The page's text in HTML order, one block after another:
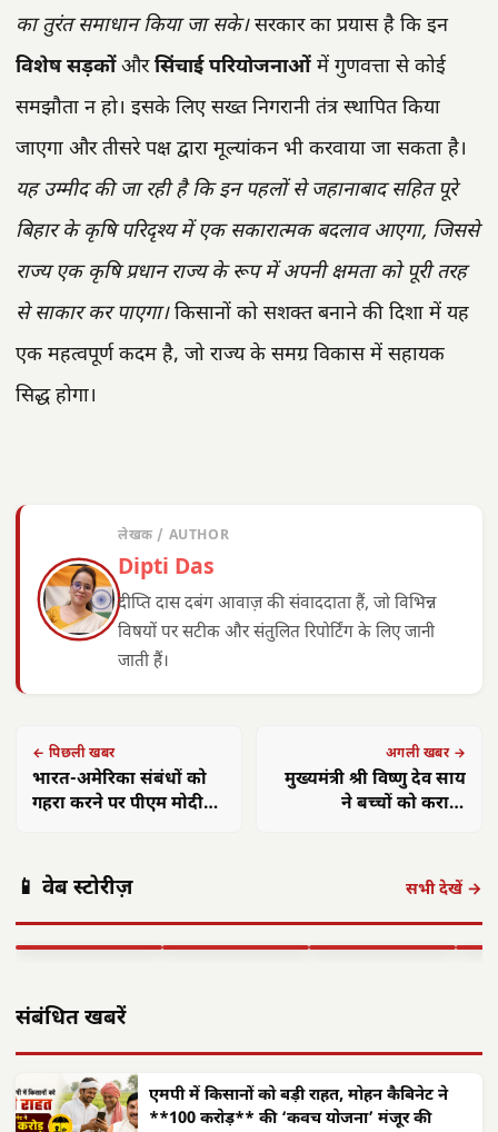
का तुरंत समाधान किया जा सके।सरकार का प्रयास है कि इन
विशेष सड़कोंऔरसिंचाई परियोजनाओं में गुणवत्ता से कोई
समझौता न हो। इसके लिए सख्त निगरानी तंत्र स्थापित किया
जाएगा और तीसरे पक्ष द्वारा मूल्यांकन भी करवाया जा सकता है।
यह उम्मीद की जा रही है कि इन पहलों से जहानाबाद सहित पूरे
बिहार के कृषि परिदृश्य में एक सकारात्मक बदलाव आएगा, जिससे
राज्य एक कृषि प्रधान राज्य के रूप में अपनी क्षमता को पूरी तरह
से साकार कर पाएगा।किसानों को सशक्त बनाने की दिशा में यह
एक महत्वपूर्ण कदम है, जो राज्य के समग्र विकास में सहायक
सिद्ध होगा।
लेखक / AUTHOR
Dipti Das
दीप्ति दास दबंग आवाज़ की संवाददाता हैं, जो विभिन्न
विषयों पर सटीक और संतुलित रिपोर्टिंग के लिए जानी
जाती हैं।
← पिछली खबर
भारत-अमेरिका संबंधों को
गहरा करने पर पीएम मोदी
अगली खबर →
मुख्यमंत्री श्री विष्णु देव साय
ने बच्चों को कराया
कार्यक्रम में दी शुभकामनाएं
📱 वेब स्टोरीज़ सभी देखें →
सितंबर से सभी
बहाल करेगा,…
…
मॉडल' बना लाखों
संजीवनी
में
संबंधित खबरें
एमपी में किसानों को बड़ी राहत, मोहन कैबिनेट ने
**100 करोड़** की ‘कवच योजना’ मंजूर की